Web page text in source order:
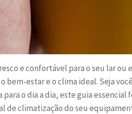
e confortável para o seu lar
bem-estar e o clima ideal. Seja
o dia a dia, este guia
de climatização do seu